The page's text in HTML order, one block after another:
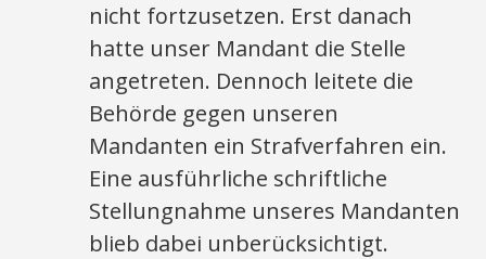
nicht fortzusetzen. Erst danach
hatte unser Mandant die Stelle
angetreten. Dennoch leitete die
Behörde gegen unseren
Mandanten ein Strafverfahren ein.
Eine ausführliche schriftliche
Stellungnahme unseres Mandanten
blieb dabei unberücksichtigt.